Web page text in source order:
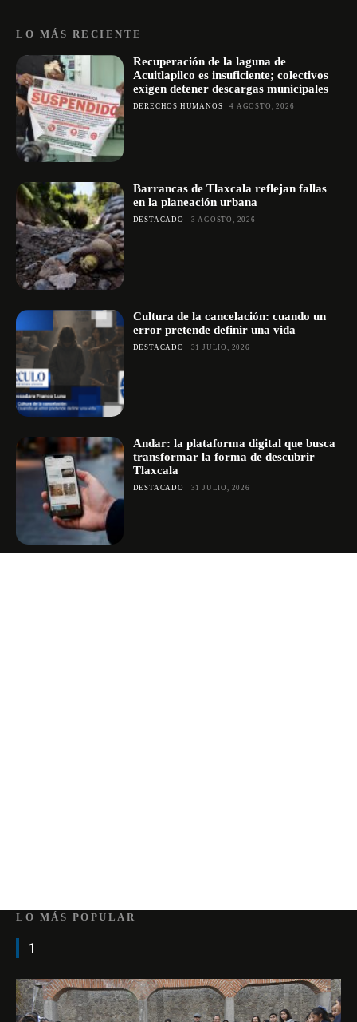
LO MÁS RECIENTE
Recuperación de la laguna de
Acuitlapilco es insuficiente; colectivos
exigen detener descargas municipales
DERECHOS HUMANOS 4 AGOSTO, 2026
Barrancas de Tlaxcala reflejan fallas
en la planeación urbana
DESTACADO 3 AGOSTO, 2026
Cultura de la cancelación: cuando un
error pretende definir una vida
DESTACADO 31 JULIO, 2026
Andar: la plataforma digital que busca
transformar la forma de descubrir
Tlaxcala
DESTACADO 31 JULIO, 2026
LO MÁS POPULAR
1